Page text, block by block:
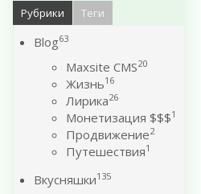
Рубрики Теги
Blog63
Maxsite CMS20
Жизнь16
Лирика26
Монетизация $$$1
Продвижение2
Путешествия1
Вкусняшки135